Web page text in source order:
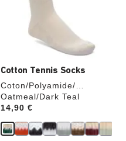
Cotton Tennis Socks
Coton/Polyamide/
Élasthanne
Oatmeal/Dark Teal
Price:
14,90 €
couleurs
modifiera